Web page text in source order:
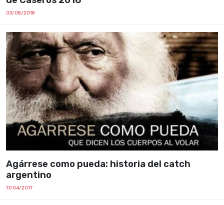
03/08/2018
Agárrese como pueda: historia del catch
argentino
17/04/2017